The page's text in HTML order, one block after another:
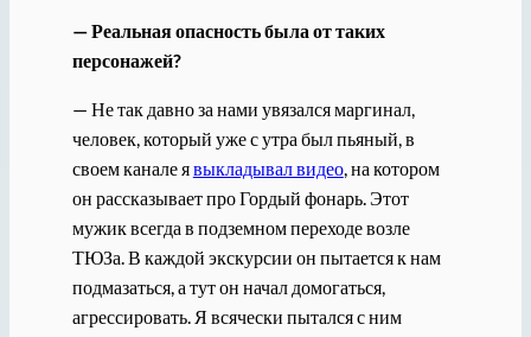
— Реальная опасность была от таких
персонажей?
— Не так давно за нами увязался маргинал,
человек, который уже с утра был пьяный, в
своем канале явыкладывал видео, на котором
он рассказывает про Гордый фонарь. Этот
мужик всегда в подземном переходе возле
ТЮЗа. В каждой экскурсии он пытается к нам
подмазаться, а тут он начал домогаться,
агрессировать. Я всячески пытался с ним